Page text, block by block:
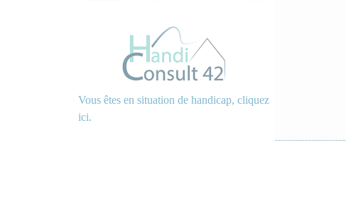
Vous êtes en situation de handicap, cliquez
ici.